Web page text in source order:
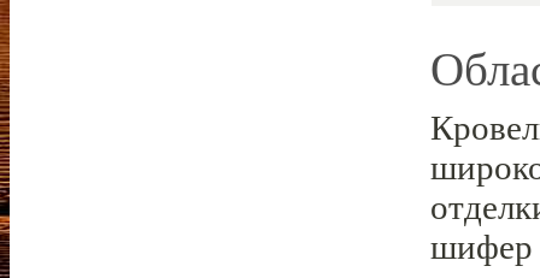
шифер